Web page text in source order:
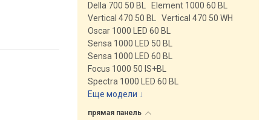
Della 700 50 BL
Element 1000 60 BL
Vertical 470 50 BL
Vertical 470 50 WH
Oscar 1000 LED 60 BL
Sensa 1000 LED 50 BL
Sensa 1000 LED 60 BL
Focus 1000 50 IS+BL
Spectra 1000 LED 60 BL
Еще модели ↓
прямая панель